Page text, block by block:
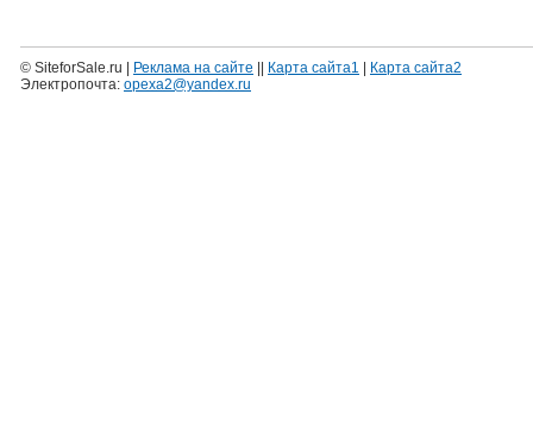
© SiteforSale.ru | Реклама на сайте Карта сайта1
Карта сайта2
Электропочта: opexa2@yandex.ru